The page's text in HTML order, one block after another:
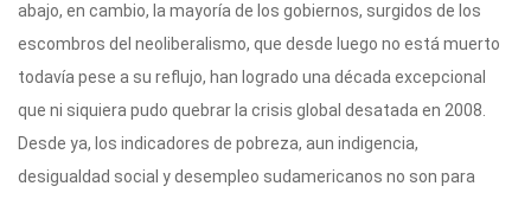
abajo, en cambio, la mayoría de los gobiernos, surgidos de los
escombros del neoliberalismo, que desde luego no está muerto
todavía pese a su reflujo, han logrado una década excepcional
que ni siquiera pudo quebrar la crisis global desatada en 2008.
Desde ya, los indicadores de pobreza, aun indigencia,
desigualdad social y desempleo sudamericanos no son para